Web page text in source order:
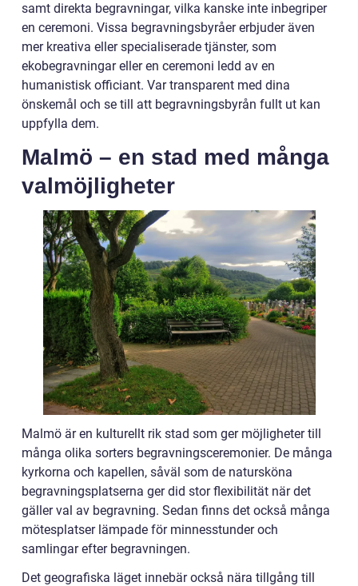
samt direkta begravningar, vilka kanske inte inbegriper
en ceremoni. Vissa begravningsbyråer erbjuder även
mer kreativa eller specialiserade tjänster, som
ekobegravningar eller en ceremoni ledd av en
humanistisk officiant. Var transparent med dina
önskemål och se till att begravningsbyrån fullt ut kan
uppfylla dem.
Malmö – en stad med många
valmöjligheter
Malmö är en kulturellt rik stad som ger möjligheter till
många olika sorters begravningsceremonier. De många
kyrkorna och kapellen, såväl som de natursköna
begravningsplatserna ger did stor flexibilität när det
gäller val av begravning. Sedan finns det också många
mötesplatser lämpade för minnesstunder och
samlingar efter begravningen.
Det geografiska läget innebär också nära tillgång till